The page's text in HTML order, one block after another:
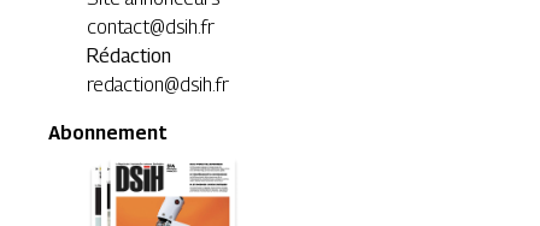
contact@dsih.fr
Rédaction
redaction@dsih.fr
Abonnement